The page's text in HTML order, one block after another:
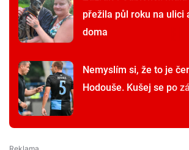
přežila půl roku na ulici
doma
Nemyslím si, že to je
Hodouše. Kušej se po